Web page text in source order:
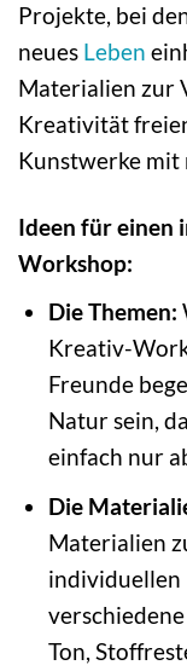
Projekte, bei
neues Leben
Materialien zur
Kreativität
Kunstwerke mit
Ideen für einen
Workshop:
Die Themen:
Kreativ-
Freunde
Natur sein,
einfach nur
Die
Materialien
individuellen
Ton,